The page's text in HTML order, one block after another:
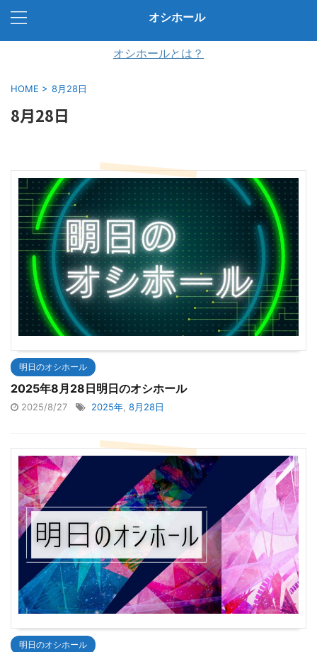
オシホール
オシホールとは？
HOME > 8月28日
8月28日
明日のオシホール
2025年8月28日明日のオシホール
2025/8/27 2025年 8月28日
明日のオシホール